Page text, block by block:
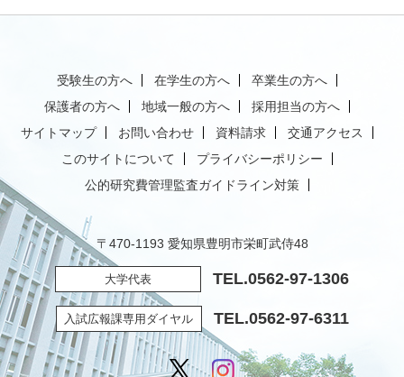
受験生の方へ 在学生の方へ
卒業生の方へ
保護者の方へ
地域一般の方へ
採用担当の方へ
サイトマップ
お問い合わせ 資料請求
交通アクセス
このサイトについて
プライバシーポリシー
公的研究費管理監査ガイドライン対策
〒470-1193 愛知県豊明市栄町武侍48
大学代表 TEL.0562-97-1306
入試広報課専用ダイヤル TEL.0562-97-6311